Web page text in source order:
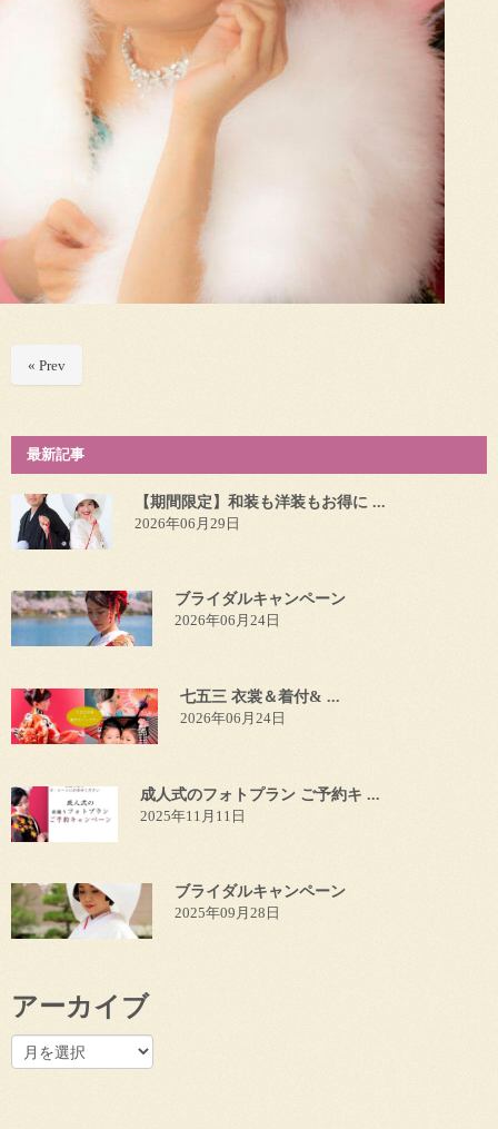
« Prev
最新記事
【期間限定】和装も洋装もお得に ...
2026年06月29日
ブライダルキャンペーン
2026年06月24日
七五三 衣裳＆着付& ...
2026年06月24日
成人式のフォトプラン ご予約キ ...
2025年11月11日
ブライダルキャンペーン
2025年09月28日
アーカイブ